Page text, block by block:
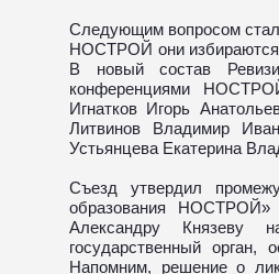
Следующим вопросом
НОСТРОЙ они избираются
В новый состав
конференциями
Игнатков Игорь
Литвинов Владимир
Устьянцева Екатерина
Съезд утвердил
образования НОСТРОЙ»
Александру Князеву
государственный орган,
Напомним, решение о